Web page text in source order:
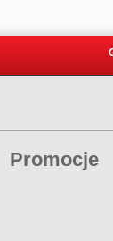
Promocje